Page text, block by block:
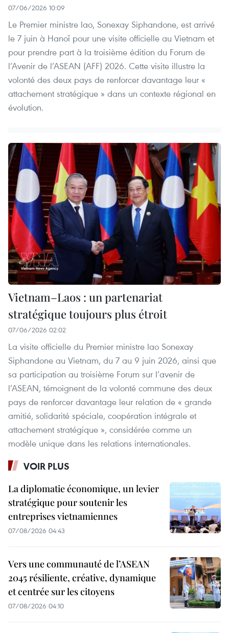
07/06/2026 10:09
Le Premier ministre lao, Sonexay Siphandone, est arrivé
le 7 juin à Hanoï pour une visite officielle au Vietnam et
pour prendre part à la troisième édition du Forum de
l’Avenir de l’ASEAN (AFF) 2026. Cette visite illustre la
volonté des deux pays de renforcer davantage leur «
attachement stratégique » dans un contexte régional en
évolution.
Vietnam–Laos : un partenariat
stratégique toujours plus étroit
07/06/2026 02:02
La visite officielle du Premier ministre lao Sonexay
Siphandone au Vietnam, du 7 au 9 juin 2026, ainsi que
sa participation au troisième Forum sur l’avenir de
l’ASEAN, témoignent de la volonté commune des deux
pays de renforcer davantage leur relation de « grande
amitié, solidarité spéciale, coopération intégrale et
attachement stratégique », considérée comme un
modèle unique dans les relations internationales.
VOIR PLUS
La diplomatie économique, un levier
stratégique pour soutenir les
entreprises vietnamiennes
07/08/2026 04:43
Vers une communauté de l’ASEAN
2045 résiliente, créative, dynamique
et centrée sur les citoyens
07/08/2026 04:10